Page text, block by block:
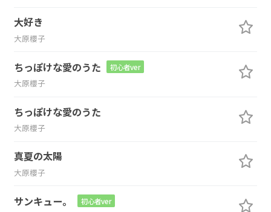
大好き
大原櫻子
ちっぽけな愛のうた 初心者ver
大原櫻子
ちっぽけな愛のうた
大原櫻子
真夏の太陽
大原櫻子
サンキュー。 初心者ver